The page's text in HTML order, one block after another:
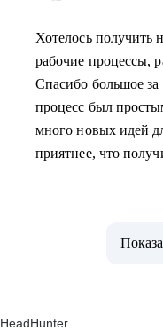
Хотелось получить
рабочие процессы,
Спасибо большое за
процесс был
много новых идей
приятнее, что
HeadHunter